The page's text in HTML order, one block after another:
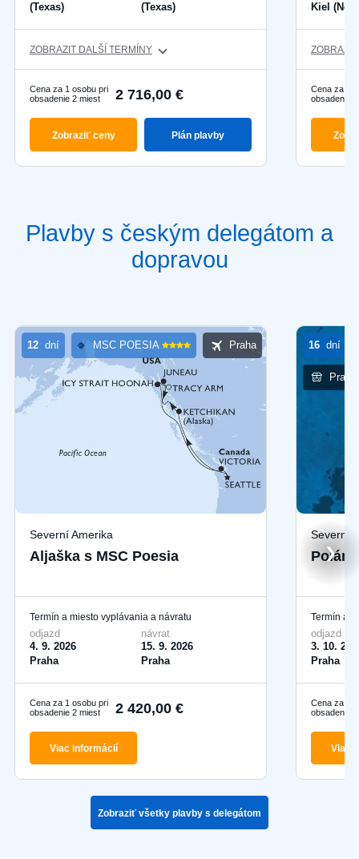
(Texas)
(Texas)
ZOBRAZIT DALŠÍ TERMÍNY
Cena za 1 osobu pri
obsadenie 2 miest
2 716,00 €
Zobraziť ceny Plán plavby
Kiel
Cena za 1
obsadenie
Plavby s českým delegátom a
dopravou
12dní MSC POESIA Praha
Severní Amerika
Aljaška s MSC Poesia
Termín a miesto vyplávania a návratu
odjazd
4. 9. 2026
Praha
návrat
15. 9. 2026
Praha
Cena za 1 osobu pri
obsadenie 2 miest
2 420,00 €
Viac informácií
16dní
Praha
Severná
Termín a
odjazd
3. 10.
Praha
Cena za 1
obsadenie
Viac
❯
Zobraziť všetky plavby s delegátom